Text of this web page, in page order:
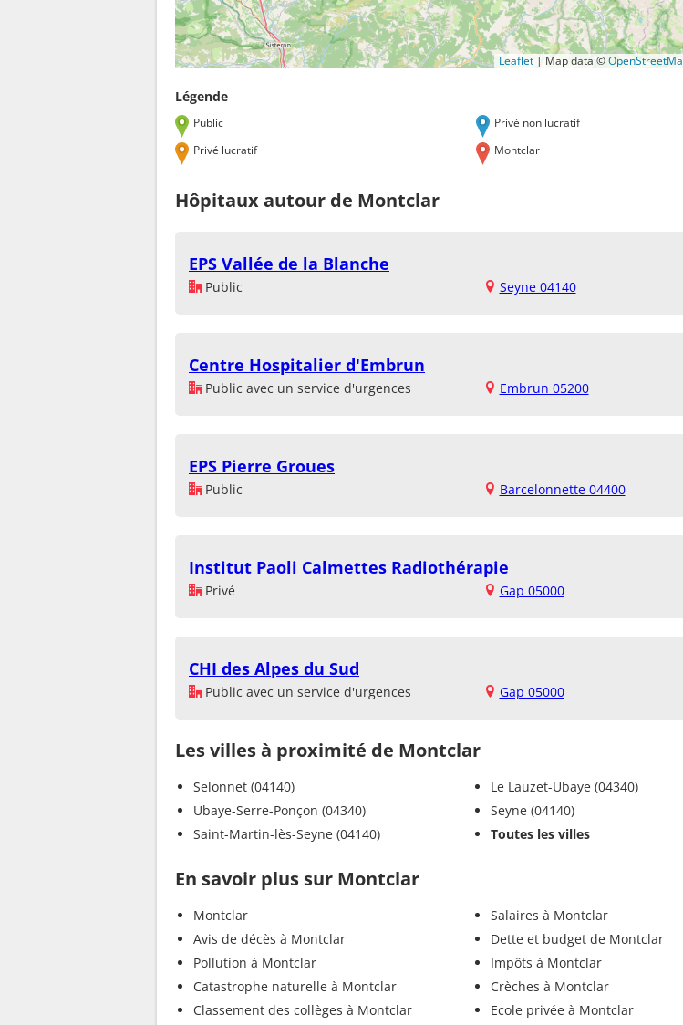
Leaflet | Map data ©
Légende
Public
Privé non lucratif
Privé lucratif
Montclar
Hôpitaux autour de Montclar
EPS Vallée de la Blanche
Public Seyne 04140
Centre Hospitalier d'Embrun
Public avec un service d'urgences Embrun 05200
EPS Pierre Groues
Public Barcelonnette 04400
Institut Paoli Calmettes Radiothérapie
Privé Gap 05000
CHI des Alpes du Sud
Public avec un service d'urgences Gap 05000
Les villes à proximité de Montclar
Selonnet (04140)
Ubaye-Serre-Ponçon (04340)
Saint-Martin-lès-Seyne (04140)
Le Lauzet-Ubaye (04340)
Seyne (04140)
Toutes les villes
En savoir plus sur Montclar
Montclar
Avis de décès à Montclar
Pollution à Montclar
Catastrophe naturelle à Montclar
Classement des collèges à Montclar
Salaires à Montclar
Dette et budget de Montclar
Impôts à Montclar
Crèches à Montclar
Ecole privée à Montclar